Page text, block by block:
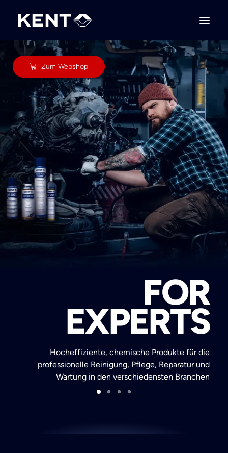
FOR
EXPERTS
Hocheffiziente, chemische Produkte für die
professionelle Reinigung, Pflege, Reparatur und
Wartung in den verschiedensten Branchen
Zum Webshop